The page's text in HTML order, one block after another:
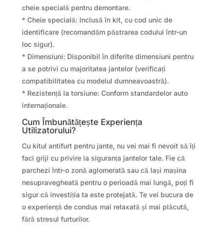
cheie specială pentru demontare.
* Cheie specială: Inclusă în kit, cu cod unic de
identificare (recomandăm păstrarea codului într-un
loc sigur).
* Dimensiuni: Disponibil în diferite dimensiuni pentru
a se potrivi cu majoritatea jantelor (verificați
compatibilitatea cu modelul dumneavoastră).
* Rezistență la torsiune: Conform standardelor auto
internaționale.
Cum Îmbunătățește Experiența
Utilizatorului?
Cu kitul antifurt pentru jante, nu vei mai fi nevoit să îți
faci griji cu privire la siguranța jantelor tale. Fie că
parchezi într-o zonă aglomerată sau că lași mașina
nesupravegheată pentru o perioadă mai lungă, poți fi
sigur că investiția ta este protejată. Te vei bucura de
o experiență de condus mai relaxată și mai plăcută,
fără stresul furturilor.